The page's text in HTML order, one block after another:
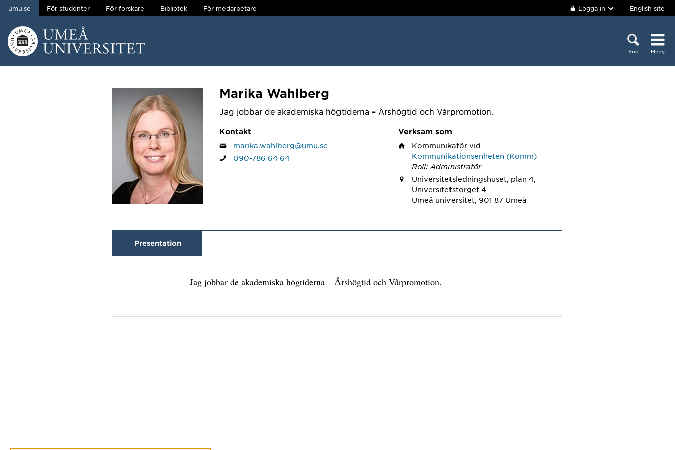
Hoppa direkt till innehållet
umu.se För studenter För forskare Bibliotek För medarbetare Logga in English site
Sök Meny
Marika Wahlberg
Jag jobbar de akademiska högtiderna – Årshögtid och Vårpromotion.
Kontakt
marika.wahlberg@umu.se
090-786 64 64
Verksam som
Kommunikatör vid
Kommunikationsenheten (Komm)
Roll: Administratör
Universitetsledningshuset, plan 4,
Universitetstorget 4
Umeå universitet, 901 87 Umeå
Presentation
Jag jobbar de akademiska högtiderna – Årshögtid och Vårpromotion.